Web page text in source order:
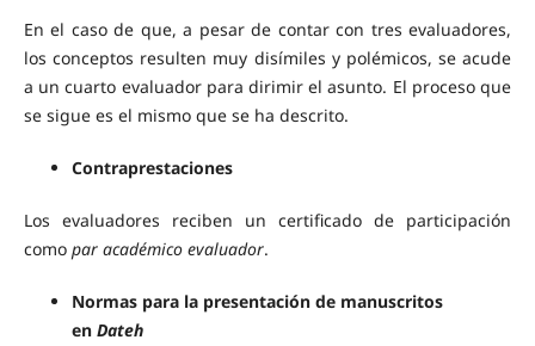
En el caso de que, a pesar de contar con tres evaluadores,
los conceptos resulten muy disímiles y polémicos, se acude
a un cuarto evaluador para dirimir el asunto. El proceso que
se sigue es el mismo que se ha descrito.
Contraprestaciones
Los evaluadores reciben un certificado de participación
como par académico evaluador.
Normas para la presentación de manuscritos
en Dateh